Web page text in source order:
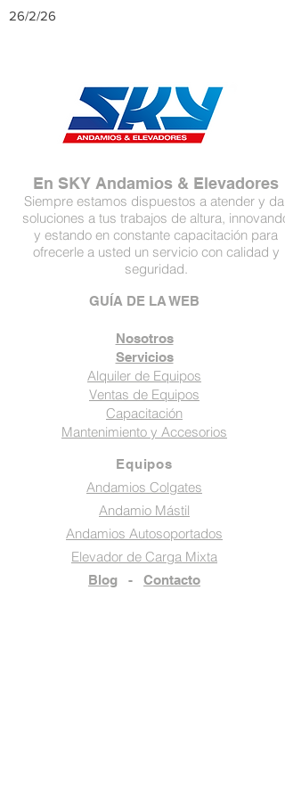
26/2/26
En SKY Andamios & Elevadores
Siempre estamos dispuestos a atender y dar
soluciones a tus trabajos de altura, innovando
y estando en constante capacitación para
ofrecerle a usted un servicio con calidad y
seguridad.
GUÍA DE LA WEB
Nosotros
Servicios
Alquiler de Equipos
Ventas de Equipos
Capacitación
Mantenimiento y Accesorios
Equipos
Andamios Colgates
Andamio Mástil
Andamios Autosoportados
Elevador de Carga Mixta
Blog - Contacto